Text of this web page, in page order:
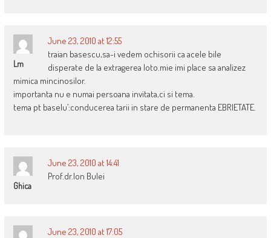
Lm
June 23, 2010 at 12:55
traian basescu,sa-i vedem ochisorii ca acele bile
disperate de la extragerea loto.mie imi place sa analizez
mimica mincinosilor.
importanta nu e numai persoana invitata,ci si tema.
tema pt baselu’:conducerea tarii in stare de permanenta EBRIETATE.
Ghica
June 23, 2010 at 14:41
Prof.dr.Ion Bulei
June 23, 2010 at 17:05